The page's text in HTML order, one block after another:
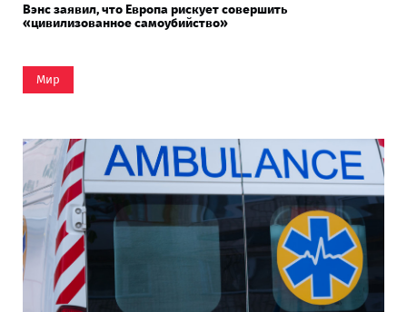
Вэнс заявил, что Европа рискует совершить
«цивилизованное самоубийство»
Мир